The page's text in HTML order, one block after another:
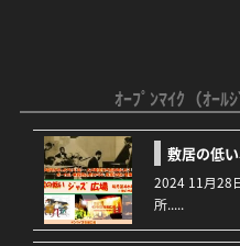
ｵｰﾌﾟﾝﾏｲｸ（ｵｰﾙ
敷居の低
2024 11月28
所.....